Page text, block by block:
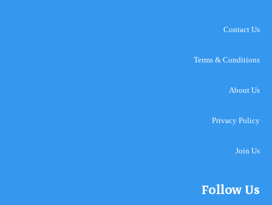
Contact Us
Terms & Conditions
About Us
Privacy Policy
Join Us
Follow Us